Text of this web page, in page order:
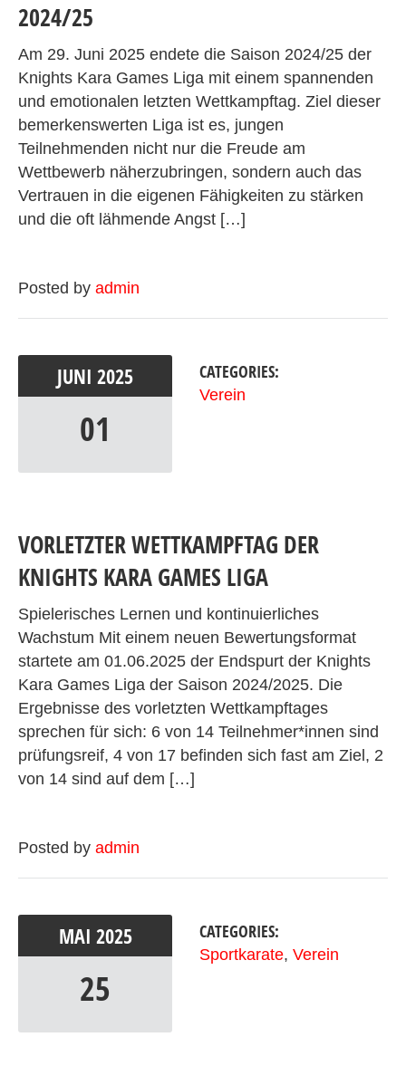
2024/25
Am 29. Juni 2025 endete die Saison 2024/25 der
Knights Kara Games Liga mit einem spannenden
und emotionalen letzten Wettkampftag. Ziel dieser
bemerkenswerten Liga ist es, jungen
Teilnehmenden nicht nur die Freude am
Wettbewerb näherzubringen, sondern auch das
Vertrauen in die eigenen Fähigkeiten zu stärken
und die oft lähmende Angst […]
Posted by admin
JUNI 2025
01
CATEGORIES:
Verein
VORLETZTER WETTKAMPFTAG DER
KNIGHTS KARA GAMES LIGA
Spielerisches Lernen und kontinuierliches
Wachstum Mit einem neuen Bewertungsformat
startete am 01.06.2025 der Endspurt der Knights
Kara Games Liga der Saison 2024/2025. Die
Ergebnisse des vorletzten Wettkampftages
sprechen für sich: 6 von 14 Teilnehmer*innen sind
prüfungsreif, 4 von 17 befinden sich fast am Ziel, 2
von 14 sind auf dem […]
Posted by admin
MAI 2025
25
CATEGORIES:
Sportkarate, Verein